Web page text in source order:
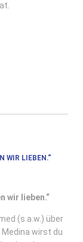
WIR LIEBEN.“
wir lieben.“
(s.a.w.) über
Medina wirst du